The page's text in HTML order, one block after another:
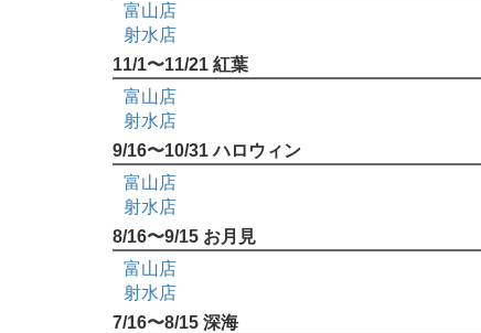
富山店
射水店
11/1〜11/21 紅葉
富山店
射水店
9/16〜10/31 ハロウィン
富山店
射水店
8/16〜9/15 お月見
富山店
射水店
7/16〜8/15 深海